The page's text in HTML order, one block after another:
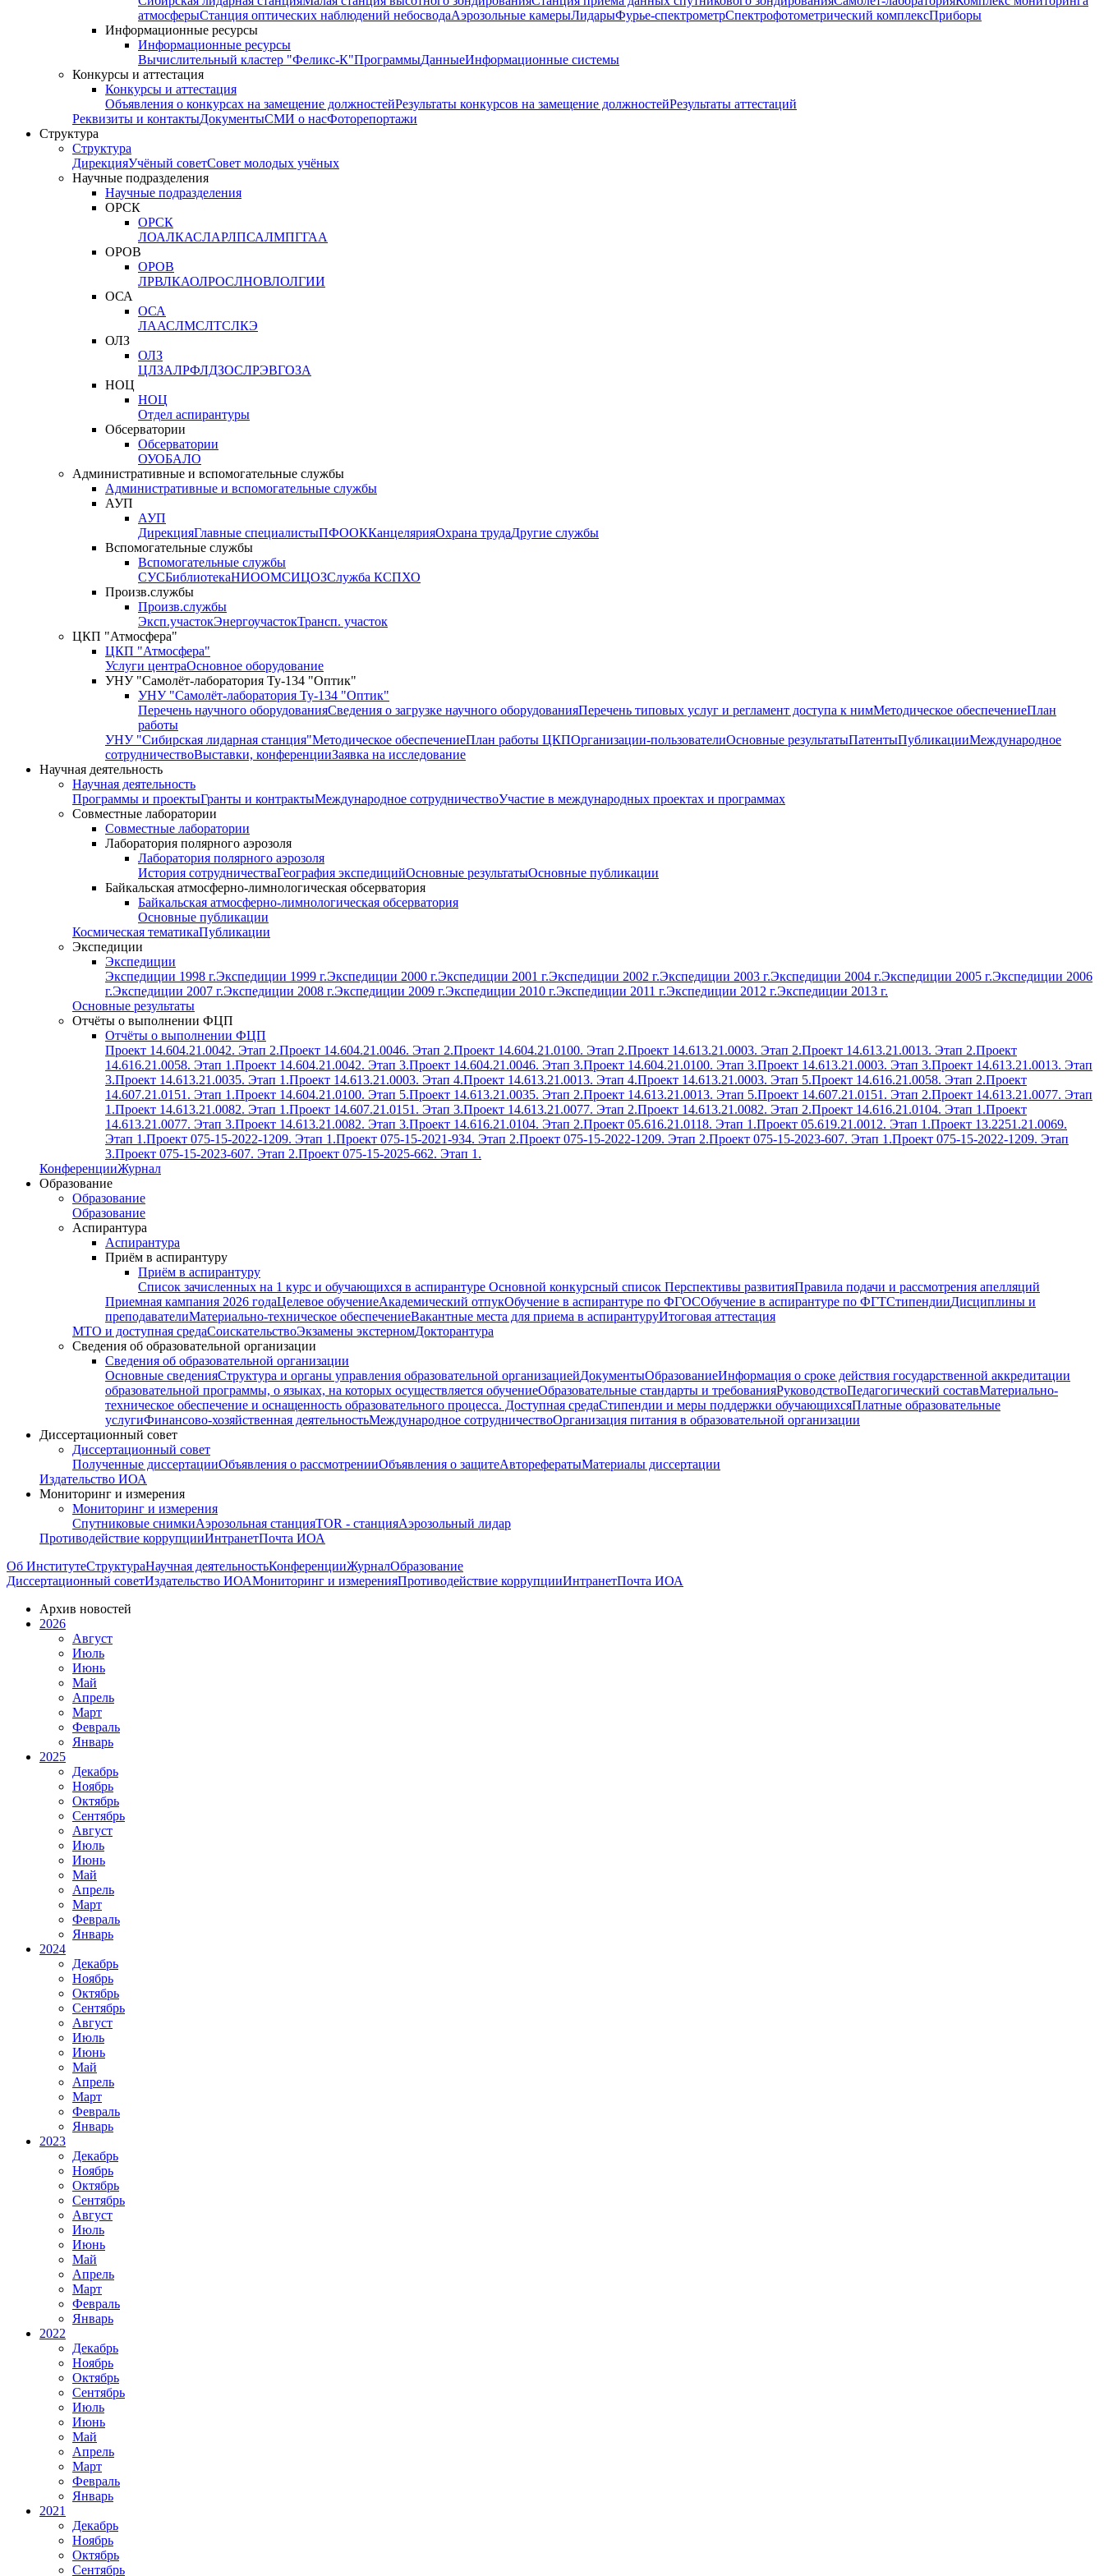
атмосферыСтанция оптических наблюдений небосводаАэрозольные камерыЛидарыФурье-спектрометрСпектрофотометрический комплексПриборы
Информационные ресурсы
Информационные ресурсы
Вычислительный кластер "Феликс-К"ПрограммыДанныеИнформационные системы
Конкурсы и аттестация
Конкурсы и аттестация
Объявления о конкурсах на замещение должностейРезультаты конкурсов на замещение должностейРезультаты аттестаций
Реквизиты и контактыДокументыСМИ о насФоторепортажи
Структура
Структура
ДирекцияУчёный советСовет молодых учёных
Научные подразделения
Научные подразделения
ОРСК
ОРСК
ЛОАЛКАСЛАРЛПСАЛМПГГАА
ОРОВ
ОРОВ
ЛРВЛКАОЛРОСЛНОВЛОЛГИИ
ОСА
ОСА
ЛААСЛМСЛТСЛКЭ
ОЛЗ
ОЛЗ
ЦЛЗАЛРФЛДЗОСЛРЭВГОЗА
НОЦ
НОЦ
Отдел аспирантуры
Обсерватории
Обсерватории
ОУОБАЛО
Административные и вспомогательные службы
Административные и вспомогательные службы
АУП
АУП
ДирекцияГлавные специалистыПФООККанцелярияОхрана трудаДругие службы
Вспомогательные службы
Вспомогательные службы
СУСБиблиотекаНИООМСИЦОЗСлужба КСПХО
Произв.службы
Произв.службы
Эксп.участокЭнергоучастокТрансп. участок
ЦКП "Атмосфера"
ЦКП "Атмосфера"
Услуги центраОсновное оборудование
УНУ "Самолёт-лаборатория Ту-134 "Оптик"
УНУ "Самолёт-лаборатория Ту-134 "Оптик"
Перечень научного оборудованияСведения о загрузке научного оборудованияПеречень типовых услуг и регламент доступа к нимМетодическое обеспечениеПлан
работы
УНУ "Сибирская лидарная станция"Методическое обеспечениеПлан работы ЦКПОрганизации-пользователиОсновные результатыПатентыПубликацииМеждународное
сотрудничествоВыставки, конференцииЗаявка на исследование
Научная деятельность
Научная деятельность
Программы и проектыГранты и контрактыМеждународное сотрудничествоУчастие в международных проектах и программах
Совместные лаборатории
Совместные лаборатории
Лаборатория полярного аэрозоля
Лаборатория полярного аэрозоля
История сотрудничестваГеография экспедицийОсновные результатыОсновные публикации
Байкальская атмосферно-лимнологическая обсерватория
Байкальская атмосферно-лимнологическая обсерватория
Основные публикации
Космическая тематикаПубликации
Экспедиции
Экспедиции
Экспедиции 1998 г.Экспедиции 1999 г.Экспедиции 2000 г.Экспедиции 2001 г.Экспедиции 2002 г.Экспедиции 2003 г.Экспедиции 2004 г.Экспедиции 2005 г.Экспедиции 2006
г.Экспедиции 2007 г.Экспедиции 2008 г.Экспедиции 2009 г.Экспедиции 2010 г.Экспедиции 2011 г.Экспедиции 2012 г.Экспедиции 2013 г.
Основные результаты
Отчёты о выполнении ФЦП
Отчёты о выполнении ФЦП
Проект 14.604.21.0042. Этап 2.Проект 14.604.21.0046. Этап 2.Проект 14.604.21.0100. Этап 2.Проект 14.613.21.0003. Этап 2.Проект 14.613.21.0013. Этап 2.Проект
14.616.21.0058. Этап 1.Проект 14.604.21.0042. Этап 3.Проект 14.604.21.0046. Этап 3.Проект 14.604.21.0100. Этап 3.Проект 14.613.21.0003. Этап 3.Проект 14.613.21.0013. Этап
3.Проект 14.613.21.0035. Этап 1.Проект 14.613.21.0003. Этап 4.Проект 14.613.21.0013. Этап 4.Проект 14.613.21.0003. Этап 5.Проект 14.616.21.0058. Этап 2.Проект
14.607.21.0151. Этап 1.Проект 14.604.21.0100. Этап 5.Проект 14.613.21.0035. Этап 2.Проект 14.613.21.0013. Этап 5.Проект 14.607.21.0151. Этап 2.Проект 14.613.21.0077. Этап
1.Проект 14.613.21.0082. Этап 1.Проект 14.607.21.0151. Этап 3.Проект 14.613.21.0077. Этап 2.Проект 14.613.21.0082. Этап 2.Проект 14.616.21.0104. Этап 1.Проект
14.613.21.0077. Этап 3.Проект 14.613.21.0082. Этап 3.Проект 14.616.21.0104. Этап 2.Проект 05.616.21.0118. Этап 1.Проект 05.619.21.0012. Этап 1.Проект 13.2251.21.0069.
Этап 1.Проект 075-15-2022-1209. Этап 1.Проект 075-15-2021-934. Этап 2.Проект 075-15-2022-1209. Этап 2.Проект 075-15-2023-607. Этап 1.Проект 075-15-2022-1209. Этап
3.Проект 075-15-2023-607. Этап 2.Проект 075-15-2025-662. Этап 1.
КонференцииЖурнал
Образование
Образование
Образование
Аспирантура
Аспирантура
Приём в аспирантуру
Приём в аспирантуру
Список зачисленных на 1 курс и обучающихся в аспирантуре Основной конкурсный список Перспективы развитияПравила подачи и рассмотрения апелляций
Приемная кампания 2026 годаЦелевое обучениеАкадемический отпукОбучение в аспирантуре по ФГОСОбучение в аспирантуре по ФГТСтипендииДисциплины и
преподавателиМатериально-техническое обеспечениеВакантные места для приема в аспирантуруИтоговая аттестация
МТО и доступная средаСоискательствоЭкзамены экстерномДокторантура
Сведения об образовательной организации
Сведения об образовательной организации
Основные сведенияСтруктура и органы управления образовательной организациейДокументыОбразованиеИнформация о сроке действия государственной аккредитации
образовательной программы, о языках, на которых осуществляется обучениеОбразовательные стандарты и требованияРуководствоПедагогический составМатериально-
техническое обеспечение и оснащенность образовательного процесса. Доступная средаСтипендии и меры поддержки обучающихсяПлатные образовательные
услугиФинансово-хозяйственная деятельностьМеждународное сотрудничествоОрганизация питания в образовательной организации
Диссертационный совет
Диссертационный совет
Полученные диссертацииОбъявления о рассмотренииОбъявления о защитеАвторефератыМатериалы диссертации
Издательство ИОА
Мониторинг и измерения
Мониторинг и измерения
Спутниковые снимкиАэрозольная станцияTOR - станцияАэрозольный лидар
Противодействие коррупцииИнтранетПочта ИОА
Об ИнститутеСтруктураНаучная деятельностьКонференцииЖурналОбразование
Диссертационный советИздательство ИОАМониторинг и измеренияПротиводействие коррупцииИнтранетПочта ИОА
Архив новостей
2026
Август
Июль
Июнь
Май
Апрель
Март
Февраль
Январь
2025
Декабрь
Ноябрь
Октябрь
Сентябрь
Август
Июль
Июнь
Май
Апрель
Март
Февраль
Январь
2024
Декабрь
Ноябрь
Октябрь
Сентябрь
Август
Июль
Июнь
Май
Апрель
Март
Февраль
Январь
2023
Декабрь
Ноябрь
Октябрь
Сентябрь
Август
Июль
Июнь
Май
Апрель
Март
Февраль
Январь
2022
Декабрь
Ноябрь
Октябрь
Сентябрь
Июль
Июнь
Май
Апрель
Март
Февраль
Январь
2021
Декабрь
Ноябрь
Октябрь
Сентябрь